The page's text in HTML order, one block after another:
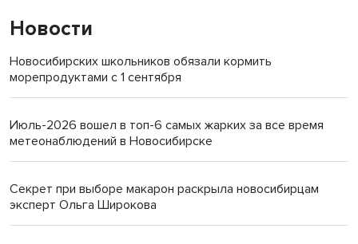
Новости
Новосибирских школьников обязали кормить
морепродуктами с 1 сентября
Июль-2026 вошел в топ-6 самых жарких за все время
метеонаблюдений в Новосибирске
Секрет при выборе макарон раскрыла новосибирцам
эксперт Ольга Широкова